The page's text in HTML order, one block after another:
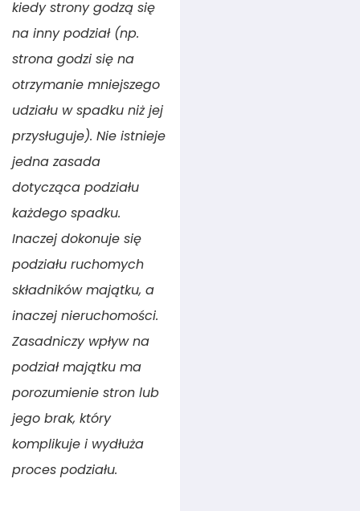
kiedy strony godzą się
na inny podział (np.
strona godzi się na
otrzymanie mniejszego
udziału w spadku niż jej
przysługuje). Nie istnieje
jedna zasada
dotycząca podziału
każdego spadku.
Inaczej dokonuje się
podziału ruchomych
składników majątku, a
inaczej nieruchomości.
Zasadniczy wpływ na
podział majątku ma
porozumienie stron lub
jego brak, który
komplikuje i wydłuża
proces podziału.